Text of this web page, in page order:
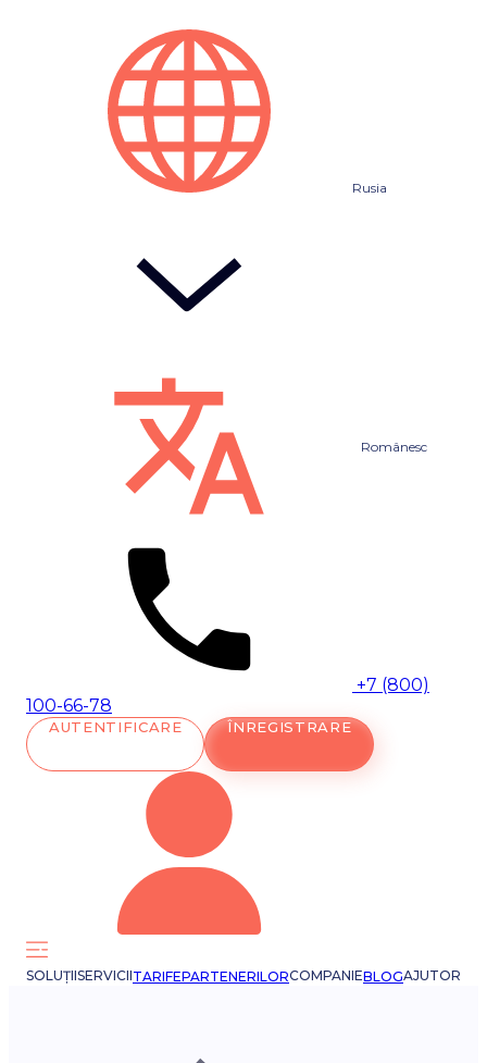
Rusia
Românesc
+7 (800)
100-66-78
AUTENTIFICARE ÎNREGISTRARE
SOLUȚIISERVICIITARIFEPARTENERILORCOMPANIEBLOGAJUTOR